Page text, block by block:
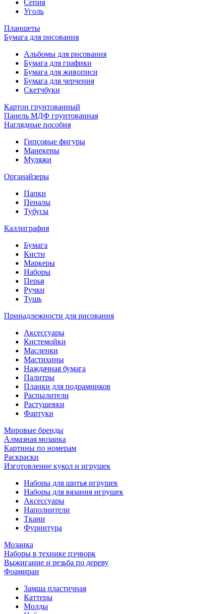
Сепия
Уголь
Планшеты
Бумага для рисования
Альбомы для рисования
Бумага для графики
Бумага для живописи
Бумага для черчения
Скетчбуки
Картон грунтованный
Панель МДФ грунтованная
Наглядные пособия
Гипсовые фигуры
Манекены
Муляжи
Органайзеры
Папки
Пеналы
Тубусы
Каллиграфия
Бумага
Кисти
Маркеры
Наборы
Перья
Ручки
Тушь
Принадлежности для рисования
Аксессуары
Кистемойки
Масленки
Мастихины
Наждачная бумага
Палитры
Планки для подрамников
Распылители
Растушевки
Фартуки
Мировые бренды
Алмазная мозаика
Картины по номерам
Раскраски
Изготовление кукол и игрушек
Наборы для шитья игрушек
Наборы для вязания игрушек
Аксессуары
Наполнители
Ткани
Фурнитура
Мозаика
Наборы в технике пэчворк
Выжигание и резьба по дереву
Фоамиран
Замша пластичная
Каттеры
Молды